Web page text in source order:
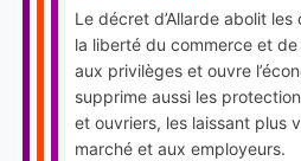
Le décret d’Allarde abolit
la liberté du commerce et
aux privilèges et ouvre
supprime aussi les
et ouvriers, les laissant plus
marché et aux employeurs.